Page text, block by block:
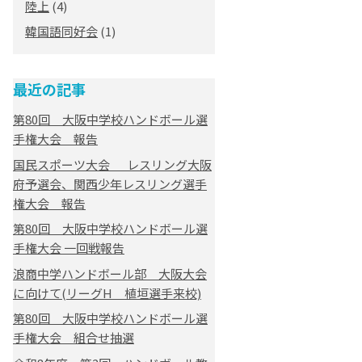
陸上 (4)
韓国語同好会(1)
最近の記事
第80回 大阪中学校ハンドボール選
手権大会 報告
国民スポーツ大会 レスリング大阪
府予選会、関西少年レスリング選手
権大会 報告
第80回 大阪中学校ハンドボール選
手権大会 一回戦報告
浪商中学ハンドボール部 大阪大会
に向けて(リーグH 植垣選手来校)
第80回 大阪中学校ハンドボール選
手権大会 組合せ抽選